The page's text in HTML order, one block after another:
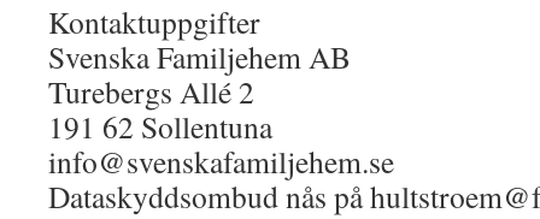
Kontaktuppgifter
Svenska Familjehem AB
Turebergs Allé 2
191 62 Sollentuna
info@svenskafamiljehem.se
Dataskyddsombud nås på